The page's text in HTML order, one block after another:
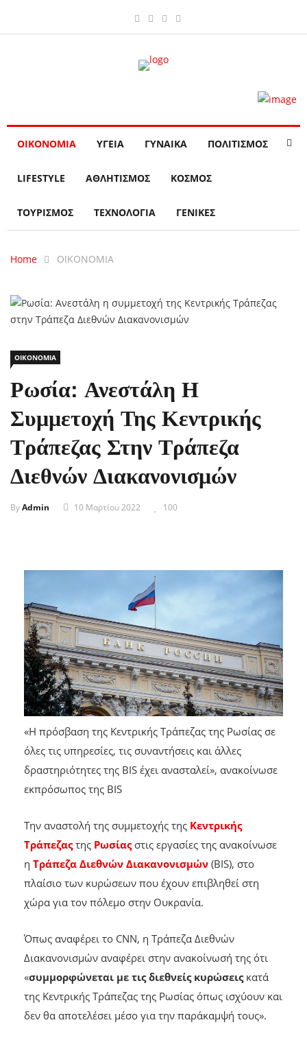
ΟΙΚΟΝΟΜΙΑ ΥΓΕΙΑ ΓΥΝΑΙΚΑ ΠΟΛΙΤΙΣΜΟΣ
LIFESTYLE ΑΘΛΗΤΙΣΜΟΣ ΚΟΣΜΟΣ
ΤΟΥΡΙΣΜΟΣ ΤΕΧΝΟΛΟΓΙΑ ΓΕΝΙΚΕΣ
Home ΟΙΚΟΝΟΜΙΑ
ΟΙΚΟΝΟΜΙΑ
Ρωσία: Ανεστάλη Η
Συμμετοχή Της Κεντρικής
Τράπεζας Στην Τράπεζα
Διεθνών Διακανονισμών
ByAdmin 10 Μαρτίου 2022 100
«Η πρόσβαση της Κεντρικής Τράπεζας της Ρωσίας σε
όλες τις υπηρεσίες, τις συναντήσεις και άλλες
δραστηριότητες της BIS έχει ανασταλεί», ανακοίνωσε
εκπρόσωπος της BIS
Την αναστολή της συμμετοχής της Κεντρικής
Τράπεζαςτης Ρωσίαςστις εργασίες της ανακοίνωσε
η Τράπεζα Διεθνών Διακανονισμών (BIS), στο
πλαίσιο των κυρώσεων που έχουν επιβληθεί στη
χώρα για τον πόλεμο στην Ουκρανία.
Όπως αναφέρει το CNN, η Τράπεζα Διεθνών
Διακανονισμών αναφέρει στην ανακοίνωσή της ότι
«συμμορφώνεται με τις διεθνείς κυρώσειςκατά
της Κεντρικής Τράπεζας της Ρωσίας όπως ισχύουν και
δεν θα αποτελέσει μέσο για την παράκαμψή τους».